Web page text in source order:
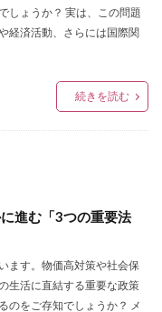
しょうか？ 実は、この問題
経済活動、さらには国際関
続きを読む
進む「3つの重要法
ます。物価高対策や社会保
生活に直結する重要な政策
のをご存知でしょうか？ メ